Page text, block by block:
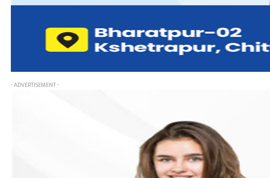
- ADVERTISEMENT -